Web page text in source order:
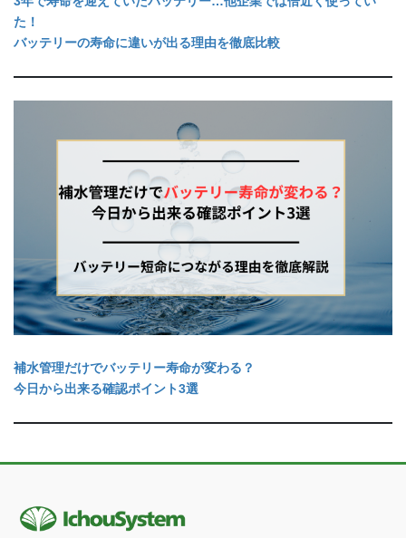
た！
バッテリーの寿命に違いが出る理由を徹底比較
補水管理だけでバッテリー寿命が変わる？
今日から出来る確認ポイント3選